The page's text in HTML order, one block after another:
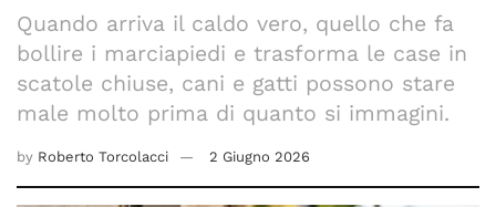
Quando arriva il caldo vero, quello che fa
bollire i marciapiedi e trasforma le case in
scatole chiuse, cani e gatti possono stare
male molto prima di quanto si immagini.
by Roberto Torcolacci 2 Giugno 2026